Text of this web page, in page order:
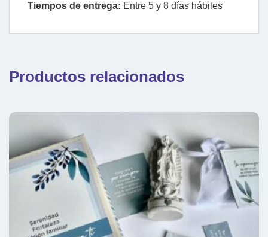
Tiempos de entrega: Entre 5 y 8 días hábiles
Productos relacionados